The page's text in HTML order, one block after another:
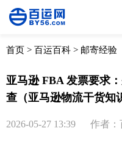
全部 物流资讯
取消
首页 > 百运百科 > 邮寄经验
亚马逊 FBA 发票要求
查（亚马逊物流干货知
2026-05-27 13:39 作者：